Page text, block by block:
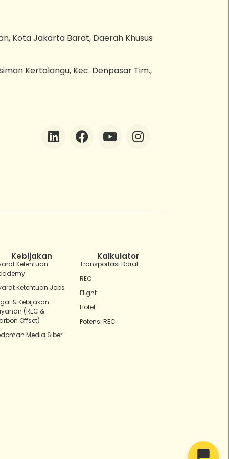
Kota Jakarta Barat, Daerah Khusus
Kertalangu, Kec. Denpasar Tim.,
Kebijakan
Ketentuan
Ketentuan Jobs
& Kebijakan
(REC &
Offset)
Media Siber
Kalkulator
Transportasi Darat
REC
Flight
Hotel
Potensi REC